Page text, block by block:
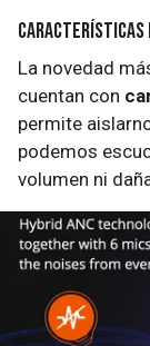
Características
La novedad
cuentan con
permite
podemos
volumen ni